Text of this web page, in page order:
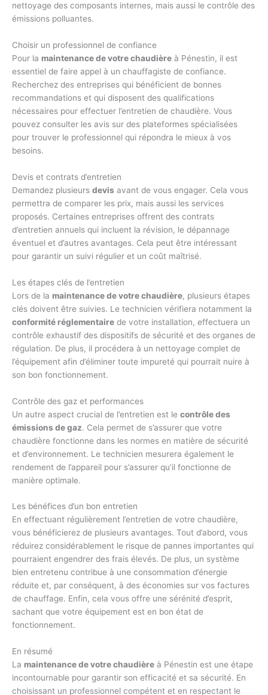
nettoyage des composants internes, mais aussi le contrôle des
émissions polluantes.
Choisir un professionnel de confiance
Pour la maintenance de votre chaudière à Pénestin, il est
essentiel de faire appel à un chauffagiste de confiance.
Recherchez des entreprises qui bénéficient de bonnes
recommandations et qui disposent des qualifications
nécessaires pour effectuer l’entretien de chaudière. Vous
pouvez consulter les avis sur des plateformes spécialisées
pour trouver le professionnel qui répondra le mieux à vos
besoins.
Devis et contrats d’entretien
Demandez plusieurs devis avant de vous engager. Cela vous
permettra de comparer les prix, mais aussi les services
proposés. Certaines entreprises offrent des contrats
d’entretien annuels qui incluent la révision, le dépannage
éventuel et d’autres avantages. Cela peut être intéressant
pour garantir un suivi régulier et un coût maîtrisé.
Les étapes clés de l’entretien
Lors de la maintenance de votre chaudière, plusieurs étapes
clés doivent être suivies. Le technicien vérifiera notamment la
conformité réglementaire de votre installation, effectuera un
contrôle exhaustif des dispositifs de sécurité et des organes de
régulation. De plus, il procédera à un nettoyage complet de
l’équipement afin d’éliminer toute impureté qui pourrait nuire à
son bon fonctionnement.
Contrôle des gaz et performances
Un autre aspect crucial de l’entretien est le contrôle des
émissions de gaz. Cela permet de s’assurer que votre
chaudière fonctionne dans les normes en matière de sécurité
et d’environnement. Le technicien mesurera également le
rendement de l’appareil pour s’assurer qu’il fonctionne de
manière optimale.
Les bénéfices d’un bon entretien
En effectuant régulièrement l’entretien de votre chaudière,
vous bénéficierez de plusieurs avantages. Tout d’abord, vous
réduirez considérablement le risque de pannes importantes qui
pourraient engendrer des frais élevés. De plus, un système
bien entretenu contribue à une consommation d’énergie
réduite et, par conséquent, à des économies sur vos factures
de chauffage. Enfin, cela vous offre une sérénité d’esprit,
sachant que votre équipement est en bon état de
fonctionnement.
En résumé
La maintenance de votre chaudière à Pénestin est une étape
incontournable pour garantir son efficacité et sa sécurité. En
choisissant un professionnel compétent et en respectant le